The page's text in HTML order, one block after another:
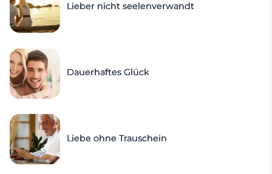
Lieber nicht seelenverwandt
Dauerhaftes Glück
Liebe ohne Trauschein